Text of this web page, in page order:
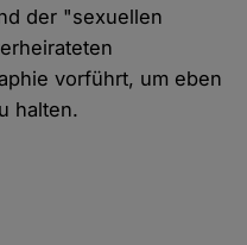
der "sexuellen
vorführt, um eben
halten.